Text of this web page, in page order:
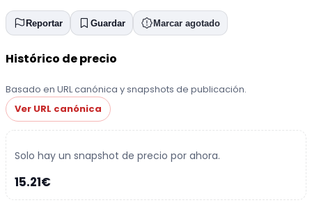
Reportar Guardar Marcar agotado
Histórico de precio
Basado en URL canónica y snapshots de publicación.
Ver URL canónica
Solo hay un snapshot de precio por ahora.
15.21€